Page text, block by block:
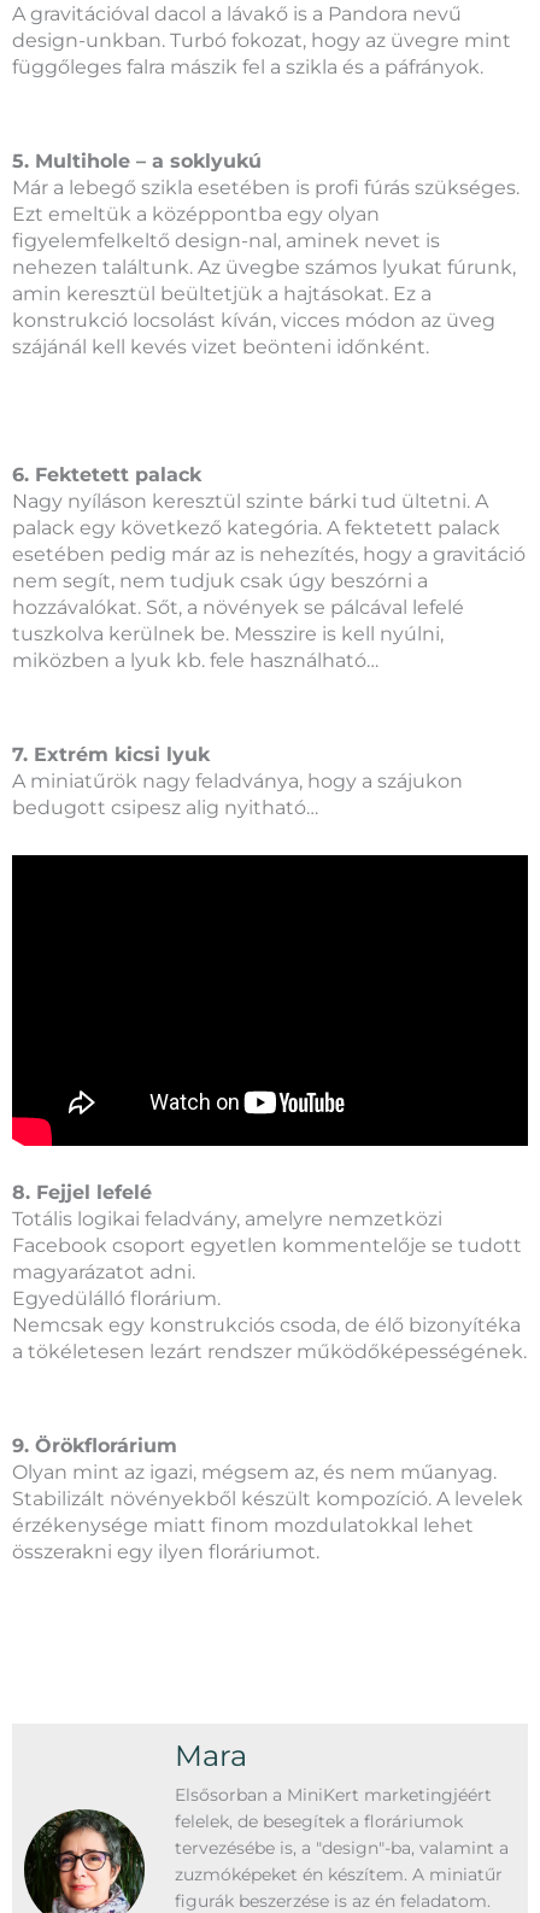
A gravitációval dacol a lávakő is a Pandora nevű
design-unkban. Turbó fokozat, hogy az üvegre mint
függőleges falra mászik fel a szikla és a páfrányok.
5. Multihole – a soklyukú
Már a lebegő szikla esetében is profi fúrás szükséges.
Ezt emeltük a középpontba egy olyan
figyelemfelkeltő design-nal, aminek nevet is
nehezen találtunk. Az üvegbe számos lyukat fúrunk,
amin keresztül beültetjük a hajtásokat. Ez a
konstrukció locsolást kíván, vicces módon az üveg
szájánál kell kevés vizet beönteni időnként.
6. Fektetett palack
Nagy nyíláson keresztül szinte bárki tud ültetni. A
palack egy következő kategória. A fektetett palack
esetében pedig már az is nehezítés, hogy a gravitáció
nem segít, nem tudjuk csak úgy beszórni a
hozzávalókat. Sőt, a növények se pálcával lefelé
tuszkolva kerülnek be. Messzire is kell nyúlni,
miközben a lyuk kb. fele használható…
7. Extrém kicsi lyuk
A miniatűrök nagy feladványa, hogy a szájukon
bedugott csipesz alig nyitható…
8. Fejjel lefelé
Totális logikai feladvány, amelyre nemzetközi
Facebook csoport egyetlen kommentelője se tudott
magyarázatot adni.
Egyedülálló florárium.
Nemcsak egy konstrukciós csoda, de élő bizonyítéka
a tökéletesen lezárt rendszer működőképességének.
9. Örökflorárium
Olyan mint az igazi, mégsem az, és nem műanyag.
Stabilizált növényekből készült kompozíció. A levelek
érzékenysége miatt finom mozdulatokkal lehet
összerakni egy ilyen floráriumot.
Mara
Elsősorban a MiniKert marketingjéért
felelek, de besegítek a floráriumok
tervezésébe is, a "design"-ba, valamint a
zuzmóképeket én készítem. A miniatűr
figurák beszerzése is az én feladatom.